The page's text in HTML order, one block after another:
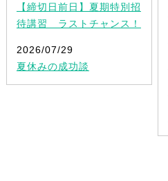
【締切日前日】夏期特別招
待講習 ラストチャンス！
2026/07/29
夏休みの成功談